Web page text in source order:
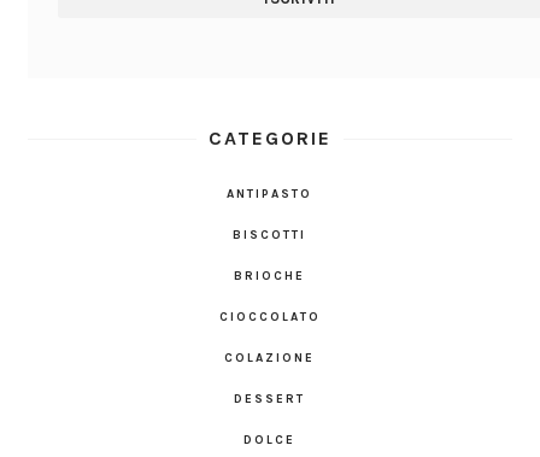
CATEGORIE
ANTIPASTO
BISCOTTI
BRIOCHE
CIOCCOLATO
COLAZIONE
DESSERT
DOLCE